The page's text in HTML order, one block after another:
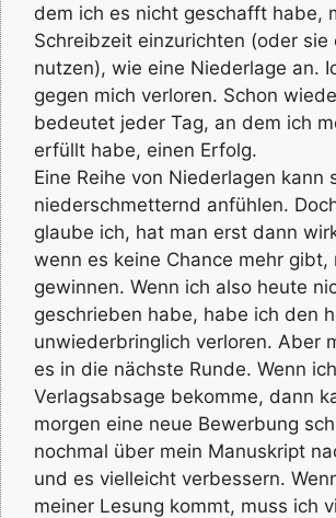
dem ich es nicht geschafft habe,
Schreibzeit einzurichten (oder sie
nutzen), wie eine Niederlage an.
gegen mich verloren. Schon
bedeutet jeder Tag, an dem ich
erfüllt habe, einen Erfolg.
Eine Reihe von Niederlagen kann
niederschmetternd anfühlen.
glaube ich, hat man erst dann
wenn es keine Chance mehr gibt,
gewinnen. Wenn ich also heute
geschrieben habe, habe ich den
unwiederbringlich verloren. Aber
es in die nächste Runde. Wenn
Verlagsabsage bekomme, dann
morgen eine neue Bewerbung
nochmal über mein Manuskript
und es vielleicht verbessern.
meiner Lesung kommt, muss ich